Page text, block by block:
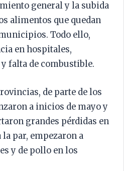
general y la subida
alimentos que quedan
Todo ello,
en hospitales,
falta de combustible.
de parte de los
a inicios de mayo y
grandes pérdidas en
par, empezaron a
y de pollo en los